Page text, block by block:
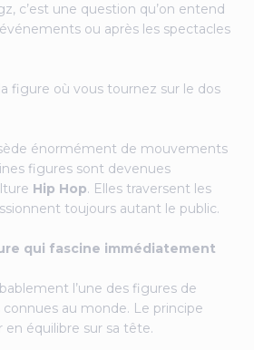
c’est une question qu’on entend
ou après les spectacles
figure où vous tournez sur le dos
énormément de mouvements
figures sont devenues
Hip Hop. Elles traversent les
toujours autant le public.
qui fascine immédiatement
l’une des figures de
connues au monde. Le principe
en équilibre sur sa tête.